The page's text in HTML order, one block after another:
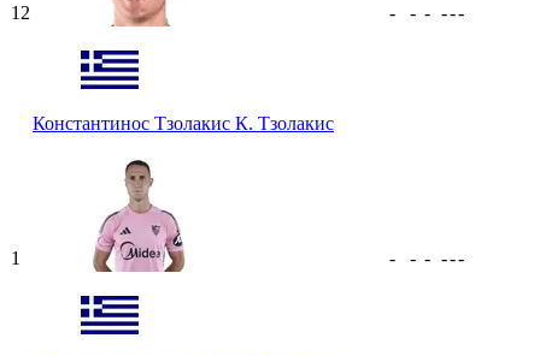
12
Константинос Тзолакис К. Тзолакис
- - - ---
1 - - - ---